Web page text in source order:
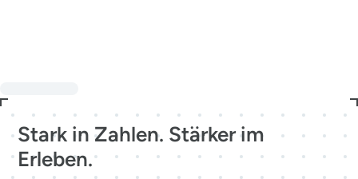
Stark in Zahlen. Stärker im
Erleben.